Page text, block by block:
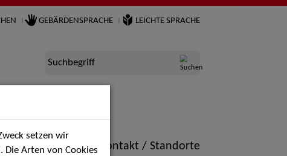
GEBÄRDENSPRACHE LEICHTE SPRACHE
Suchbegriff
Portfolio Kontakt / Standorte
setzen wir
Die Arten von Cookies